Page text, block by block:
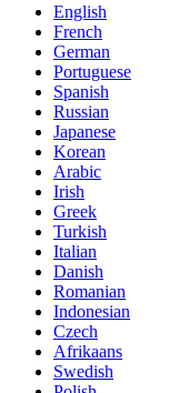
English
French
German
Portuguese
Spanish
Russian
Japanese
Korean
Arabic
Irish
Greek
Turkish
Italian
Danish
Romanian
Indonesian
Czech
Afrikaans
Swedish